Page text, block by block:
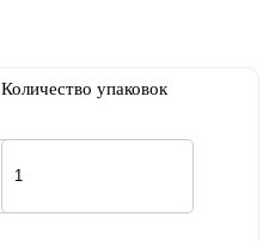
Количество упаковок